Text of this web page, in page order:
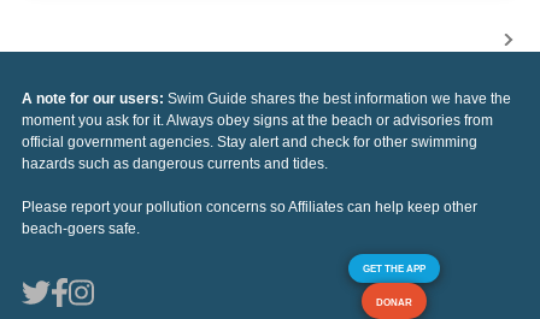
A note for our users: Swim Guide shares the best information we have the
moment you ask for it. Always obey signs at the beach or advisories from
official government agencies. Stay alert and check for other swimming
hazards such as dangerous currents and tides.
Please report your pollution concerns so Affiliates can help keep other
beach-goers safe.
GET THE APP
DONAR